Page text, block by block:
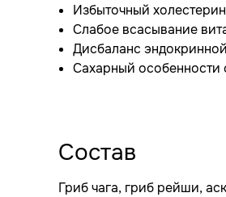
Избыточный
Слабое всасывание
Дисбаланс
Сахарный особенности
Состав
Гриб чага, гриб рейши,